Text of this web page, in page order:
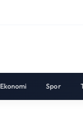
Ekonomi Spor